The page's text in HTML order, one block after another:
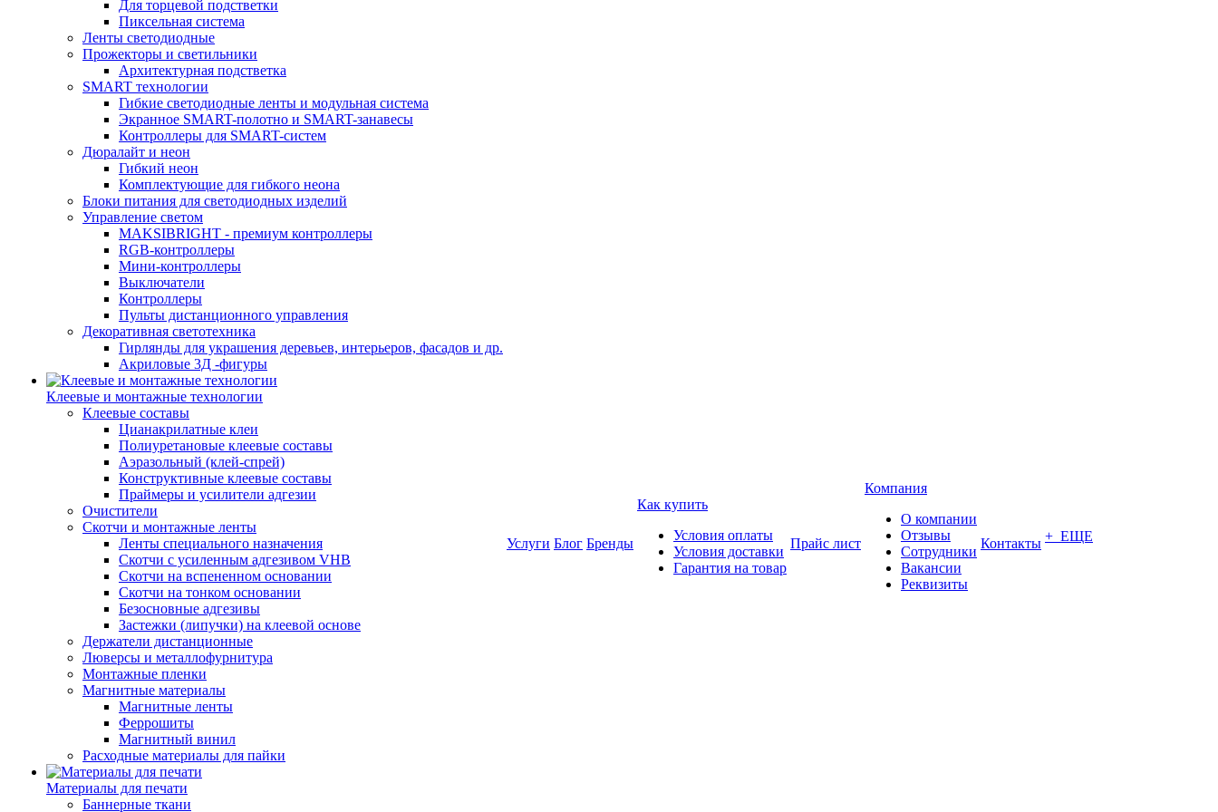
Для торцевой подстветки
Пиксельная система
Ленты светодиодные
Прожекторы и светильники
Архитектурная подстветка
SMART технологии
Гибкие светодиодные ленты и модульная система
Экранное SMART-полотно и SMART-занавесы
Контроллеры для SMART-систем
Дюралайт и неон
Гибкий неон
Комплектующие для гибкого неона
Блоки питания для светодиодных изделий
Управление светом
MAKSIBRIGHT - премиум контроллеры
RGB-контроллеры
Мини-контроллеры
Выключатели
Контроллеры
Пульты дистанционного управления
Декоративная светотехника
Гирлянды для украшения деревьев, интерьеров, фасадов и др.
Акриловые 3Д -фигуры
Клеевые и монтажные технологии
Клеевые составы
Цианакрилатные клеи
Полиуретановые клеевые составы
Аэразольный (клей-спрей)
Конструктивные клеевые составы
Праймеры и усилители адгезии
Очистители
Скотчи и монтажные ленты
Ленты специального назначения
Скотчи с усиленным адгезивом VHB
Скотчи на вспененном основании
Скотчи на тонком основании
Безосновные адгезивы
Застежки (липучки) на клеевой основе
Держатели дистанционные
Люверсы и металлофурнитура
Монтажные пленки
Магнитные материалы
Магнитные ленты
Феррошиты
Магнитный винил
Расходные материалы для пайки
Материалы для печати
Баннерные ткани
Услуги Блог Бренды
Как купить
Условия оплаты
Условия доставки
Гарантия на товар
Прайс лист
Компания
О компании
Отзывы
Сотрудники
Вакансии
Реквизиты
Контакты + ЕЩЕ